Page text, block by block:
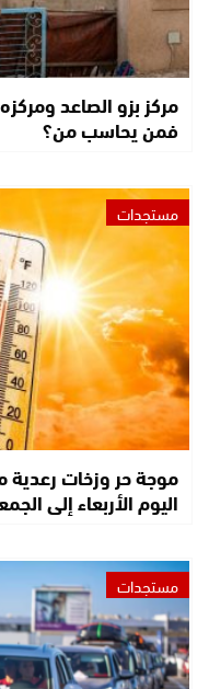
مركز بزو الصاعد
فمن يحاسب من؟
مستجدات
موجة حر وزخات رعدية
اليوم الأربعاء إلى
مستجدات